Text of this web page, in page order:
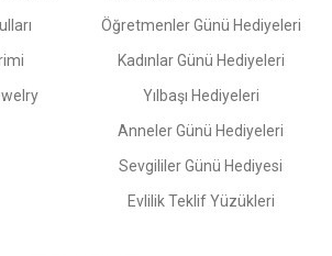
Öğretmenler Günü Hediyeleri
Kadınlar Günü Hediyeleri
Yılbaşı Hediyeleri
Anneler Günü Hediyeleri
Sevgililer Günü Hediyesi
Evlilik Teklif Yüzükleri